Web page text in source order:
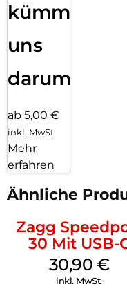
kümmern
uns
darum!
ab 5,00 €
inkl. MwSt.
Mehr
erfahren
Ähnliche
Zagg
30 Mit USB-
Kabel Weiß
30,90 €
inkl. MwSt.